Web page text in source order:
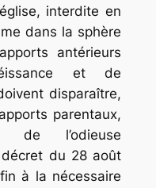
interdite en
dans la sphère
antérieurs
et de
disparaître,
parentaux,
de l’odieuse
du 28 août
à la nécessaire